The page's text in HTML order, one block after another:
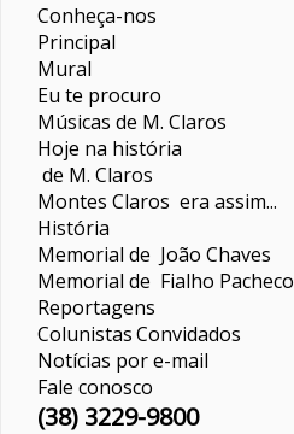
Conheça-nos
Principal
Mural
Eu te procuro
Músicas de M. Claros
Hoje na história
de M. Claros
Montes Claros era assim...
História
Memorial de João Chaves
Memorial de Fialho Pacheco
Reportagens
ColunistasConvidados
Notícias por e-mail
Fale conosco
(38) 3229-9800